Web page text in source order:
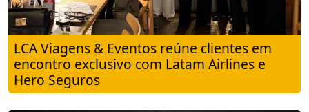
LCA Viagens & Eventos reúne clientes em
encontro exclusivo com Latam Airlines e
Hero Seguros